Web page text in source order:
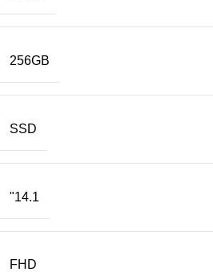
256GB
SSD
14.1"
FHD